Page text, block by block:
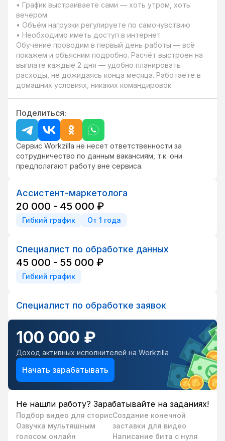
• График выстраиваете сами — хоть утром, хоть
вечером
• Объём нагрузки регулируете по самочувствию
• Необходимо иметь доступ в интернет
Обучение проводим в первый день работы — всё
покажем и объясним подробно. Расчёт выстроен на
выплате каждые 2 дня — удобно планировать
расходы, не дожидаясь конца месяца. Работаете в
домашних условиях, никаких командировок.
Поделиться:
Сервис Workzilla не несет ответственности за
сотрудничество по данным вакансиям, т.к. они
предполагают работу вне сервиса.
Ассистент-маркетолога
20 000 - 45 000 ₽
Гибкий график От 1 года
Специалист по обработке данных
45 000 - 55 000 ₽
Гибкий график
Специалист по обработке заявок
100 000 ₽
Доход активных исполнителей на Workzilla
Начать зарабатывать
Не нашли работу? Зарабатывайте на заданиях!
Подбор видео для сторис
Озвучка мультяшным
голосом онлайн
Создание конечной
заставки для видео
Написание бита с нуля